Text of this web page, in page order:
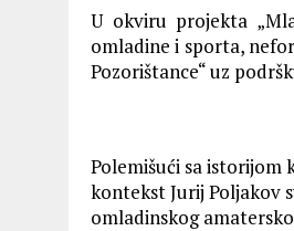
U okviru projekta
omladine i sporta,
Pozorištance“ uz
Polemišući sa istorijom
kontekst Jurij Poljakov
omladinskog